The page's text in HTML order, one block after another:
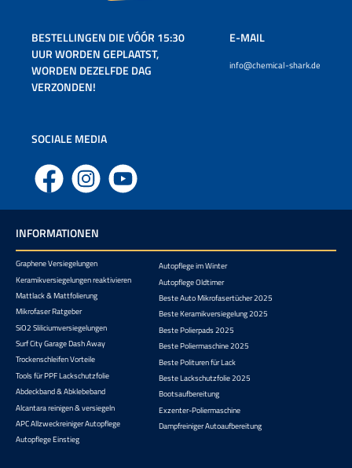
BESTELLINGEN DIE VÓÓR 15:30
UUR WORDEN GEPLAATST,
WORDEN DEZELFDE DAG
VERZONDEN!
E-MAIL
info@chemical-shark.de
SOCIALE MEDIA
Facebook Instagram YouTube
INFORMATIONEN
Graphene Versiegelungen
Keramikversiegelungen reaktivieren
Mattlack & Mattfolierung
Mikrofaser Ratgeber
SiO2 Sliliciumversiegelungen
Surf City Garage Dash Away
Trockenschleifen Vorteile
Tools für PPF Lackschutzfolie
Abdeckband & Abklebeband
Alcantara reinigen & versiegeln
APC Allzweckreiniger Autopflege
Autopflege Einstieg
Autopflege im Winter
Autopflege Oldtimer
Beste Auto Mikrofasertücher 2025
Beste Keramikversiegelung 2025
Beste Polierpads 2025
Beste Poliermaschine 2025
Beste Polituren für Lack
Beste Lackschutzfolie 2025
Bootsaufbereitung
Exzenter-Poliermaschine
Dampfreiniger Autoaufbereitung